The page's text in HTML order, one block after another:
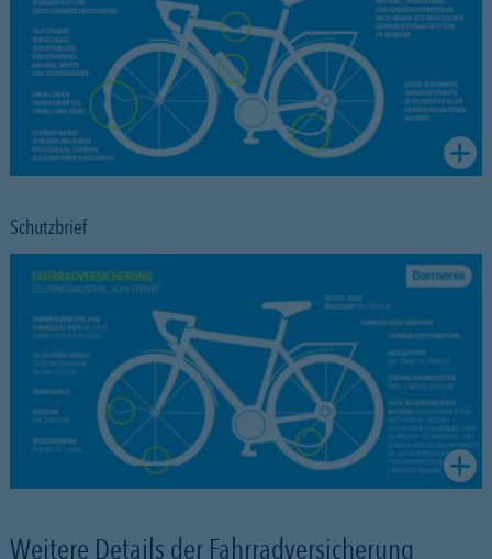
Schutzbrief
Weitere Details der Fahrradversicherung